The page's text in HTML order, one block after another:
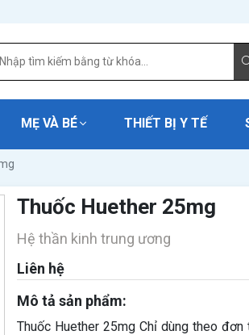
MẸ VÀ BÉ THIẾT BỊ Y TẾ
Thuốc Huether 25mg
Hệ thần kinh trung ương
Liên hệ
Mô tả sản phẩm:
Thuốc Huether 25mg Chỉ dùng theo